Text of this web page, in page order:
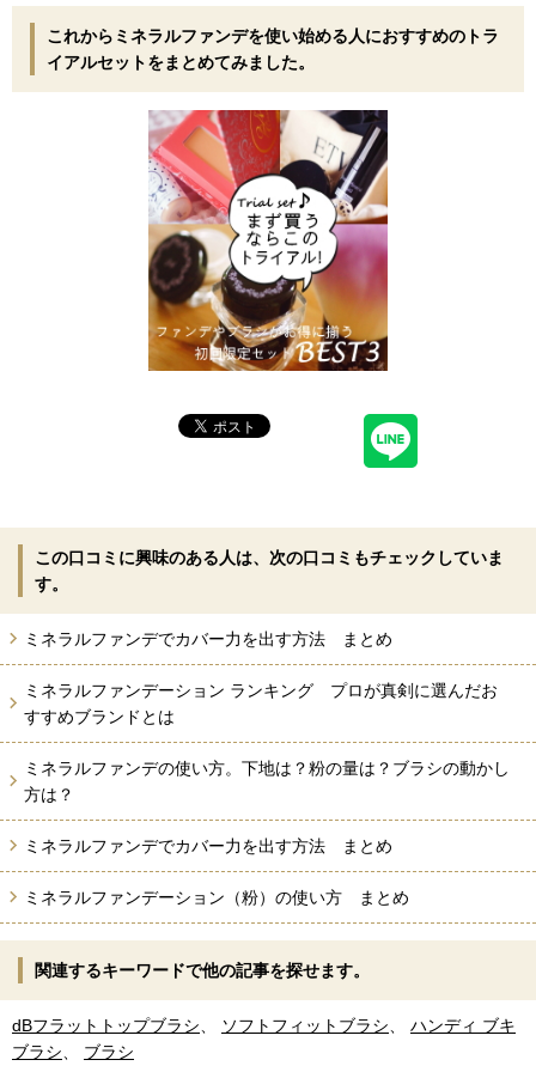
これからミネラルファンデを使い始める人におすすめのトラ
イアルセットをまとめてみました。
この口コミに興味のある人は、次の口コミもチェックしていま
す。
ミネラルファンデでカバー力を出す方法 まとめ
ミネラルファンデーション ランキング プロが真剣に選んだお
すすめブランドとは
ミネラルファンデの使い方。下地は？粉の量は？ブラシの動かし
方は？
ミネラルファンデでカバー力を出す方法 まとめ
ミネラルファンデーション（粉）の使い方 まとめ
関連するキーワードで他の記事を探せます。
dBフラットトップブラシ ソフトフィットブラシ
ハンディ ブキ
ブラシ
ブラシ